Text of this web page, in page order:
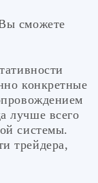
сможете
конкретные
лучше всего
системы.
трейдера,